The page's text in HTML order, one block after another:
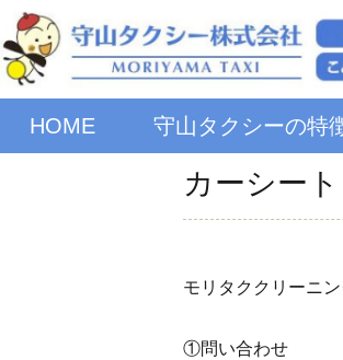
HOME 守山タクシーの特
カーシー
モリタククリーニ
①問い合わせ